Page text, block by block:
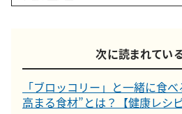
次に読まれてい
「ブロッコリー」と一緒に食
高まる食材”とは？【健康レシピ